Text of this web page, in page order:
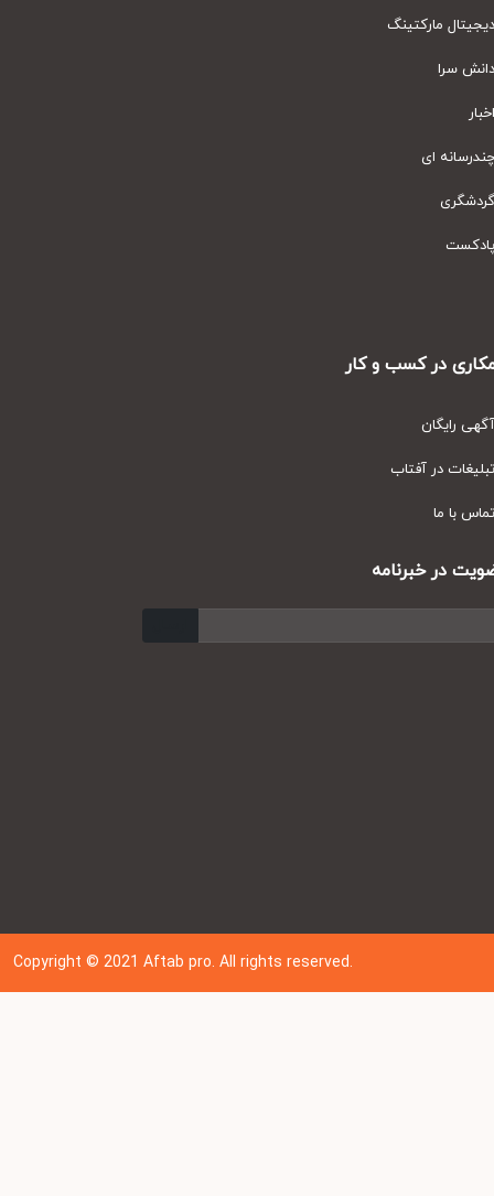
مارکتینگ
سرا
ای
در کسب و کار
رایگان
در آفتاب
با ما
در خبرنامه
Copyright © 202 1Aftab pro. All rights reserved.